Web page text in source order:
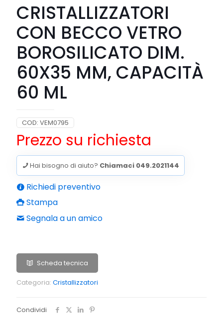
CRISTALLIZZATORI
CON BECCO VETRO
BOROSILICATO DIM.
60X35 MM, CAPACITÀ
60 ML
COD: VEM0795
Prezzo su richiesta
Hai bisogno di aiuto? Chiamaci 049.2021144
Richiedi preventivo
Stampa
Segnala a un amico
Scheda tecnica
Categoria: Cristallizzatori
Condividi